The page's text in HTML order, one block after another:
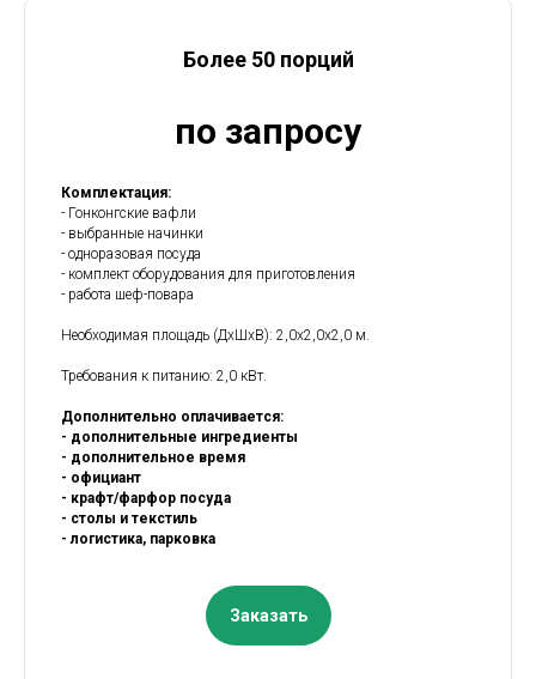
Более 50 порций
по запросу
Комплектация:
- Гонконгские вафли
- выбранные начинки
- одноразовая посуда
- комплект оборудования для приготовления
- работа шеф-повара
Необходимая площадь (ДхШxВ): 2,0x2,0x2,0 м.
Требования к питанию: 2,0 кВт.
Дополнительно оплачивается:
- дополнительные ингредиенты
- дополнительное время
- официант
- крафт/фарфор посуда
- столы и текстиль
- логистика, парковка
Заказать